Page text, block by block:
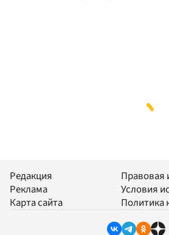
Редакция
Реклама
Карта сайта
Правовая
Условия
Политика